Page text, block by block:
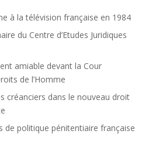
à la télévision française en 1984
du Centre d’Etudes Juridiques
amiable devant la Cour
de l’Homme
créanciers dans le nouveau droit
de politique pénitentiaire française